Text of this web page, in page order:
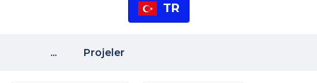
TR
... Projeler